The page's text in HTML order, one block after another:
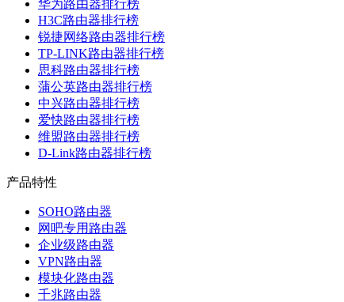
华为路由器排行榜
H3C路由器排行榜
锐捷网络路由器排行榜
TP-LINK路由器排行榜
思科路由器排行榜
蒲公英路由器排行榜
中兴路由器排行榜
爱快路由器排行榜
维盟路由器排行榜
D-Link路由器排行榜
产品特性
SOHO路由器
网吧专用路由器
企业级路由器
VPN路由器
模块化路由器
千兆路由器